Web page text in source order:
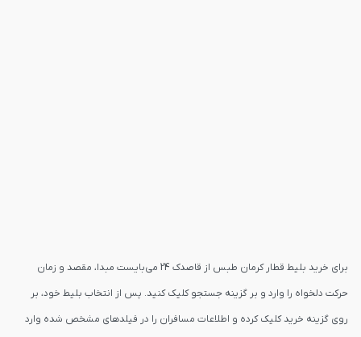
برای خرید بلیط قطار کرمان طبس از قاصدک 24 می‌بایست مبدا، مقصد و زمان
حرکت دلخواه را وارد و بر گزینه جستجو کلیک کنید. پس از انتخاب بلیط خود، بر
روی گزینه خرید کلیک کرده و اطلاعات مسافران را در فیلدهای مشخص شده وارد